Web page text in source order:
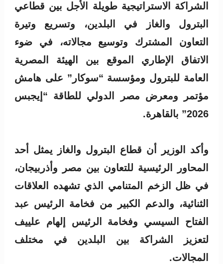
الشراكة الاستراتيجية طويلة الأجل بين قطاعي
البترول والغاز في البلدين، وتسريع وتيرة
التعاون المشترك وتوسيع مجالاته، في ضوء
الاتفاق الإطاري الموقع بين الهيئة المصرية
العامة للبترول ومؤسسة “سوكار” على هامش
مؤتمر ومعرض مصر الدولي للطاقة “إيجبس
2026” بالقاهرة.
وأكد الوزير أن قطاع البترول والغاز يمثل أحد
المحاور الرئيسية للتعاون بين مصر وأذربيجان،
في ظل الزخم المتنامي الذي تشهده العلاقات
الثنائية، والدعم الكبير من فخامة الرئيس عبد
الفتاح السيسي وفخامة الرئيس إلهام علييف
لتعزيز الشراكة بين البلدين في مختلف
المجالات.